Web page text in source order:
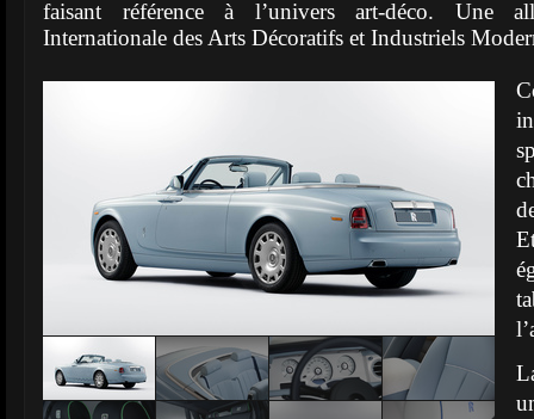
faisant référence à l’univers art-déco. Une
Internationale des Arts Décoratifs et Industriels